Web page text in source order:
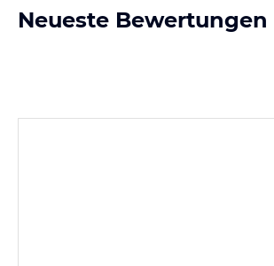
Neueste Bewertungen